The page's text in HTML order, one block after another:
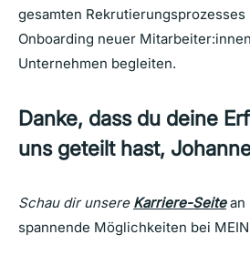
gesamten
Onboarding neuer
Unternehmen begleiten.
Danke, dass du deine
uns geteilt hast,
Schau dir unsere Karriere-Seitean
spannende Möglichkeiten bei